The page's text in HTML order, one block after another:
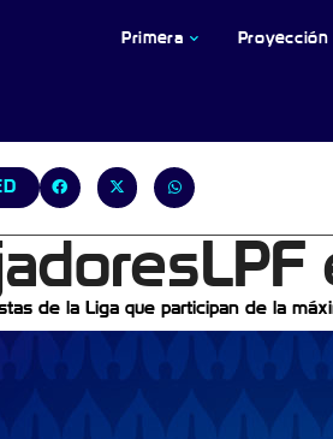
Primera Proyección
de la Liga que participan de la